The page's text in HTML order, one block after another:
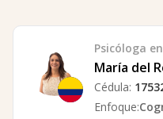
Preguntas frecuentes
Psicóloga
María del
Cédula:
Enfoque: